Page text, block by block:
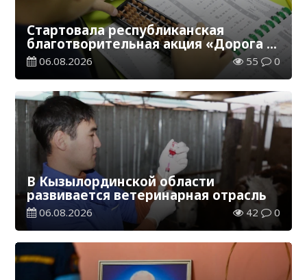
Стартовала республиканская
благотворительная акция «Дорога в
школу»
06.08.2026 55 0
В Кызылординской области
развивается ветеринарная отрасль
06.08.2026 42 0